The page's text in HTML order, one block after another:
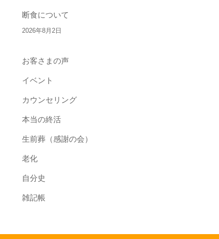
断食について
2026年8月2日
お客さまの声
イベント
カウンセリング
本当の終活
生前葬（感謝の会）
老化
自分史
雑記帳